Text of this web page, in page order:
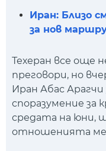
Иран: Близо
за нов
Техеран все още
преговори, но
Иран Абас
споразумение за
средата на юни,
отношенията